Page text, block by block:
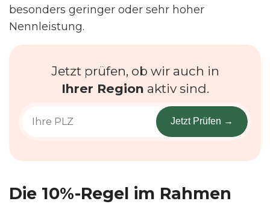
besonders geringer oder sehr hoher
Nennleistung.
Jetzt prüfen, ob wir auch in
Ihrer Region aktiv sind.
Jetzt Prüfen →
Die 10%-Regel im Rahmen